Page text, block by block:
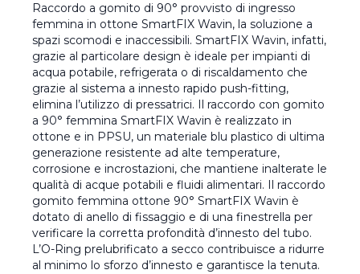
Raccordo a gomito di 90° provvisto di ingresso
femmina in ottone SmartFIX Wavin, la soluzione a
spazi scomodi e inaccessibili. SmartFIX Wavin, infatti,
grazie al particolare design è ideale per impianti di
acqua potabile, refrigerata o di riscaldamento che
grazie al sistema a innesto rapido push-fitting,
elimina l’utilizzo di pressatrici. Il raccordo con gomito
a 90° femmina SmartFIX Wavin è realizzato in
ottone e in PPSU, un materiale blu plastico di ultima
generazione resistente ad alte temperature,
corrosione e incrostazioni, che mantiene inalterate le
qualità di acque potabili e fluidi alimentari. Il raccordo
gomito femmina ottone 90° SmartFIX Wavin è
dotato di anello di fissaggio e di una finestrella per
verificare la corretta profondità d’innesto del tubo.
L’O-Ring prelubrificato a secco contribuisce a ridurre
al minimo lo sforzo d’innesto e garantisce la tenuta.